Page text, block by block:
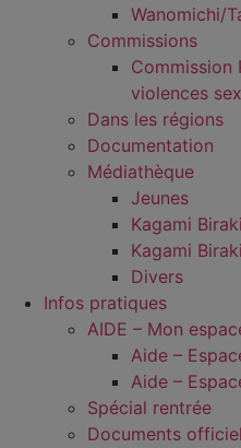
Wanomichi/
Commissions
Commission
violences
Dans les régions
Documentation
Médiathèque
Jeunes
Kagami
Kagami
Divers
Infos pratiques
AIDE – Mon
Aide –
Aide –
Spécial rentrée
Documents